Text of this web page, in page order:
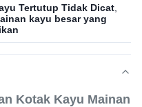
Tertutup Tidak Dicat
kayu besar yang
Kotak Kayu Mainan